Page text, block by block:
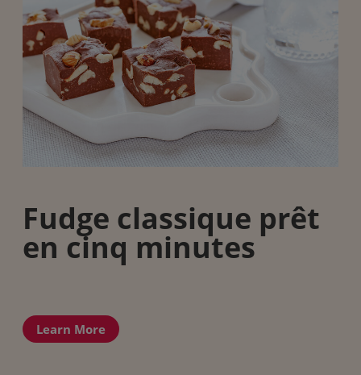
Fudge classique prêt
en cinq minutes
Learn More